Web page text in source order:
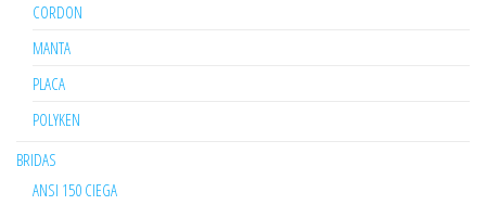
CORDON
MANTA
PLACA
POLYKEN
BRIDAS
ANSI 150 CIEGA